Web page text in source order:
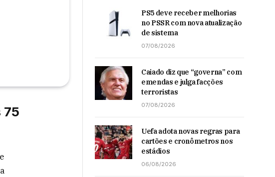
75
PS5 deve receber melhorias
no PSSR com nova atualização
de sistema
07/08/2026
Caiado diz que “governa” com
emendas e julga facções
terroristas
07/08/2026
Uefa adota novas regras para
cartões e cronômetros nos
estádios
06/08/2026